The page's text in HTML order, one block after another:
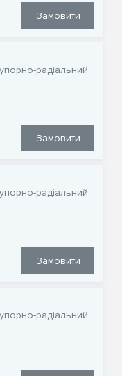
Замовити
радіальний
Замовити
радіальний
Замовити
радіальний